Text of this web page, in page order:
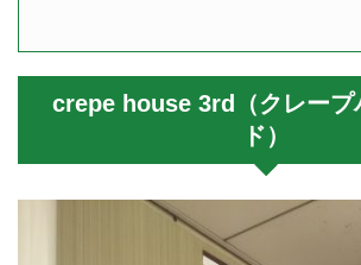
crepe house 3rd（クレープ
ド）